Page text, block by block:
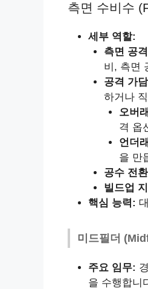
측면 수비수
세부 역할:
측면 공
비, 측면
공격 가
하거나
오버
격 옵
언더
을 만
공수 전
빌드업
핵심 능력:
미드필더
주요 임무:
을 수행합니